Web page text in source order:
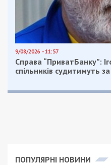
У Дніпрі зараз
бомбосховищ. Це
кажуть: частина
радянських часів, за 30
Сергій Логутенко
центрі міста було